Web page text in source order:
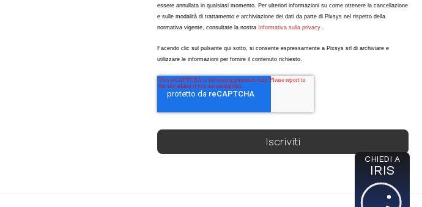
essere annullata in qualsiasi momento. Per ulteriori informazioni su come ottenere la cancellazione
e sulle modalità di trattamento e archiviazione dei dati da parte di Pixsys nel rispetto della
normativa vigente, consultate la nostra Informativa sulla privacy.
Facendo clic sul pulsante qui sotto, si consente espressamente a Pixsys srl di archiviare e
utilizzare le informazioni per fornire il contenuto richiesto.
CHIEDI A
IRIS